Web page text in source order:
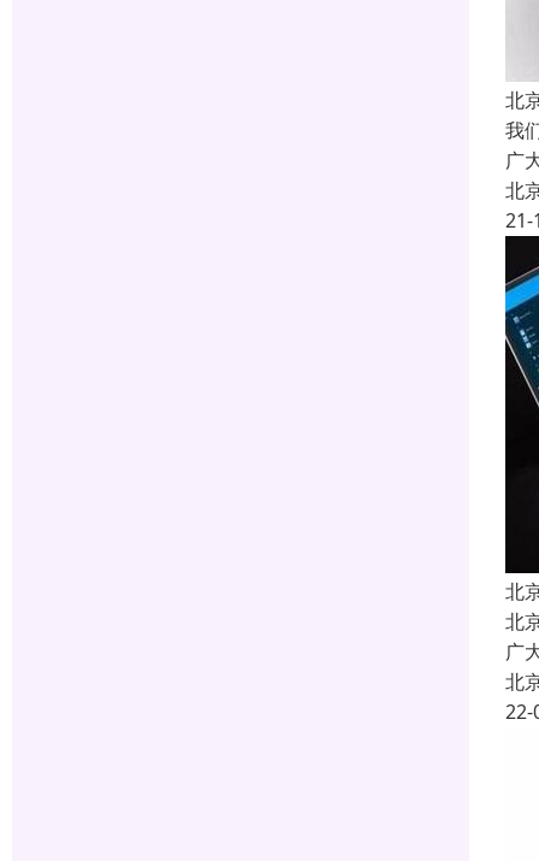
北
我
广
北
21-
北
北
广
北
22-